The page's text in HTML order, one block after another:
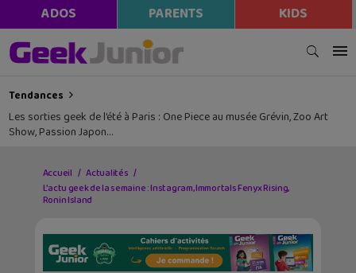
ADOS PARENTS KIDS
Tendances
Les sorties geek de l’été à Paris : One Piece au musée Grévin, Zoo Art
Show, Passion Japon…
Accueil
Actualités
L’actu geek de la semaine : Instagram, Immortals Fenyx Rising,
Ronin Island